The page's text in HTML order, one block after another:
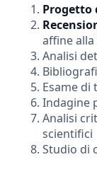
Progetto
affine alla
Analisi
Esame
Indagine
Analisi
scientifici
Studio di